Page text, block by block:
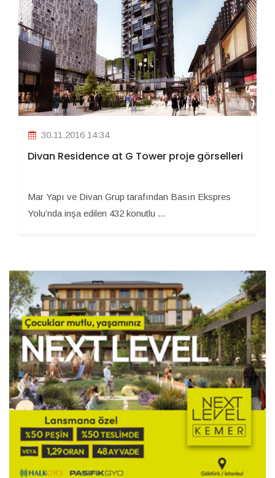
30.11.2016 14:34
Divan Residence at G Tower proje görselleri
Mar Yapı ve Divan Grup tarafından Basın Ekspres
Yolu’nda inşa edilen 432 konutlu ...